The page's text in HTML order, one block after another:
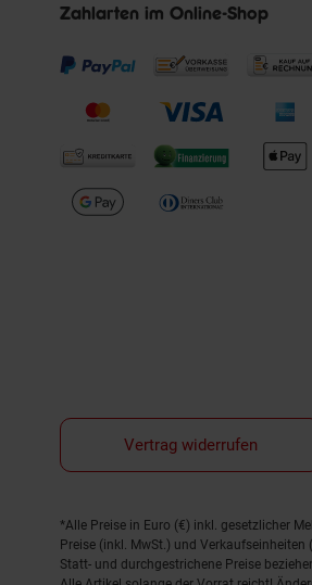
Zahlarten im Online-Shop
Vertrag widerrufen
Fußnoten
*Alle Preise in Euro (€) inkl. gesetzlicher
Preise (inkl. MwSt.) und
Statt- und durchgestrichene Preise